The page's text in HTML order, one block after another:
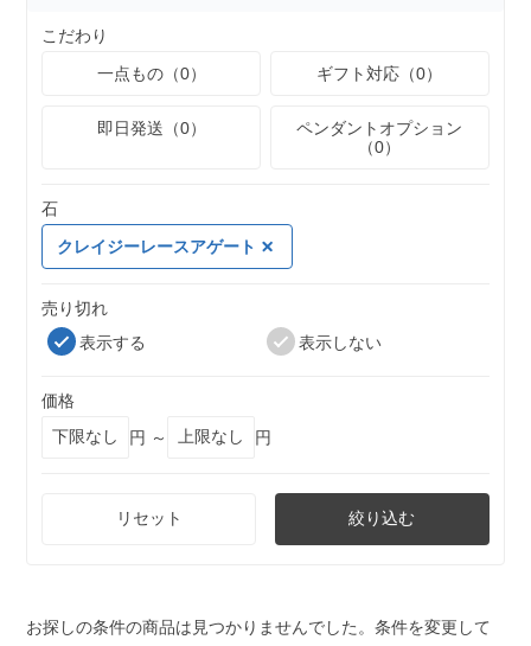
こだわり
一点もの（0）
ギフト対応（0）
即日発送（0）
ペンダントオプション
（0）
石
クレイジーレースアゲート
売り切れ
表示する
表示しない
価格
円 ～
円
リセット 絞り込む
お探しの条件の商品は見つかりませんでした。条件を変更して